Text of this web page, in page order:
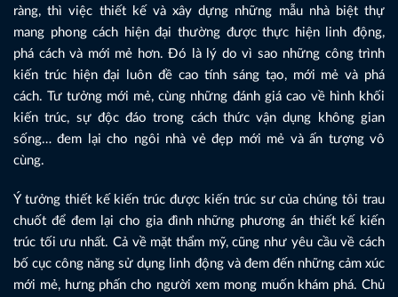
ràng, thì việc thiết kế và xây dựng những mẫu nhà biệt thự
mang phong cách hiện đại thường được thực hiện linh động,
phá cách và mới mẻ hơn. Đó là lý do vì sao những công trình
kiến trúc hiện đại luôn đề cao tính sáng tạo, mới mẻ và phá
cách. Tư tưởng mới mẻ, cùng những đánh giá cao về hình khối
kiến trúc, sự độc đáo trong cách thức vận dụng không gian
sống… đem lại cho ngôi nhà vẻ đẹp mới mẻ và ấn tượng vô
cùng.
Ý tưởng thiết kế kiến trúc được kiến trúc sư của chúng tôi trau
chuốt để đem lại cho gia đình những phương án thiết kế kiến
trúc tối ưu nhất. Cả về mặt thẩm mỹ, cũng như yêu cầu về cách
bố cục công năng sử dụng linh động và đem đến những cảm xúc
mới mẻ, hưng phấn cho người xem mong muốn khám phá. Chủ